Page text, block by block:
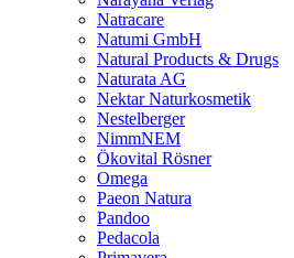
Natracare
Natumi GmbH
Natural Products & Drugs
Naturata AG
Nektar Naturkosmetik
Nestelberger
NimmNEM
Ökovital Rösner
Omega
Paeon Natura
Pandoo
Pedacola